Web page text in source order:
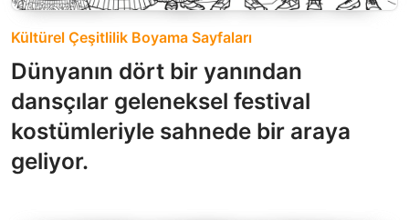
Kültürel Çeşitlilik Boyama Sayfaları
Dünyanın dört bir yanından
dansçılar geleneksel festival
kostümleriyle sahnede bir araya
geliyor.